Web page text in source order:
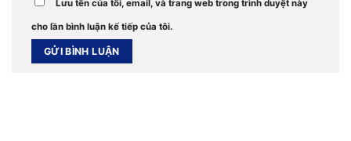
Lưu tên của tôi, email, và trang web trong trình duyệt này
cho lần bình luận kế tiếp của tôi.